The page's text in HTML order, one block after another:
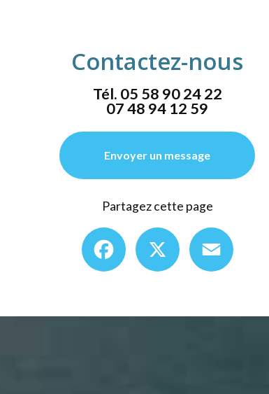
Contactez-nous
Tél. 05 58 90 24 22
07 48 94 12 59
Envoyer un message
Partagez cette page
Facebook